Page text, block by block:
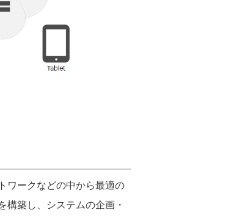
ワークなどの中から最適の
構築し、システムの企画・